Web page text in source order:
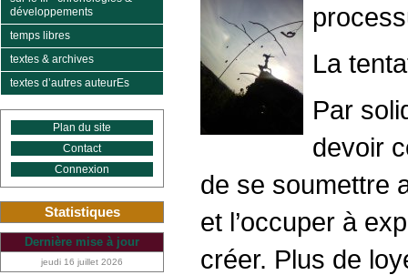
La
Par
devoir
de se soumettre
et l’occuper à
créer. Plus de
développements
temps libres
textes & archives
textes d’autres auteurEs
Plan du site
Contact
Connexion
Statistiques
Dernière mise à jour
jeudi 16 juillet 2026